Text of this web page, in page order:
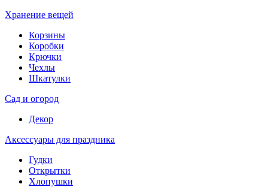
Хранение вещей
Корзины
Коробки
Крючки
Чехлы
Шкатулки
Сад и огород
Декор
Аксессуары для праздника
Гудки
Открытки
Хлопушки